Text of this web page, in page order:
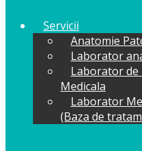
Servicii
Anatomie
Laborator
Laborator de
Medicala
Laborator
(Baza de